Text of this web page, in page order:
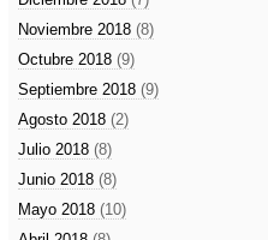
Noviembre 2018 (8)
Octubre 2018 (9)
Septiembre 2018 (9)
Agosto 2018 (2)
Julio 2018 (8)
Junio 2018 (8)
Mayo 2018 (10)